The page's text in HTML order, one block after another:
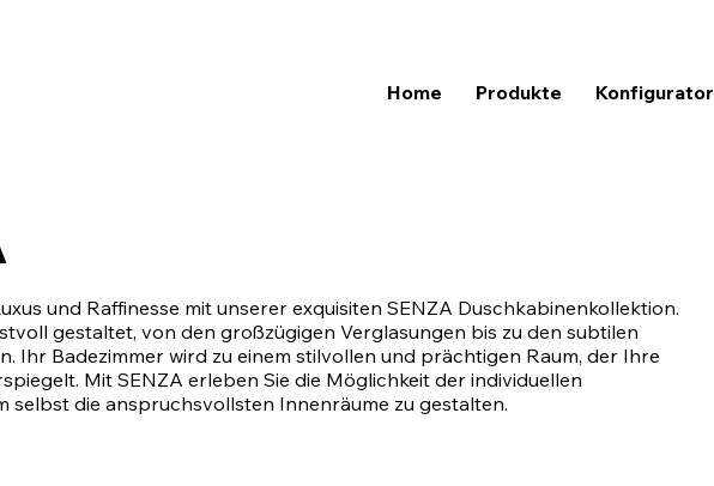
Home Produkte Konfigurator
und Raffinesse mit unserer exquisiten SENZA Duschkabinenkollektion.
gestaltet, von den großzügigen Verglasungen bis zu den subtilen
Ihr Badezimmer wird zu einem stilvollen und prächtigen Raum, der Ihre
Mit SENZA erleben Sie die Möglichkeit der individuellen
selbst die anspruchsvollsten Innenräume zu gestalten.